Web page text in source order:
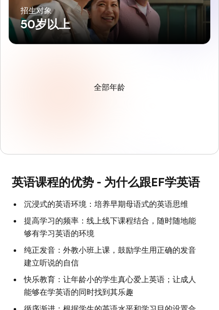
招生对象
50岁以上
全部年龄
英语课程的优势 - 为什么跟EF学英语
沉浸式的英语环境：培养早期母语式的英语思维
提高学习的频率：线上线下课程结合，随时随地能
够有学习英语的环境
纯正发音：外教小班上课，鼓励学生用正确的发音
建立听说的自信
快乐教育：让年龄小的学生真心爱上英语；让成人
能够在学英语的同时找到其乐趣